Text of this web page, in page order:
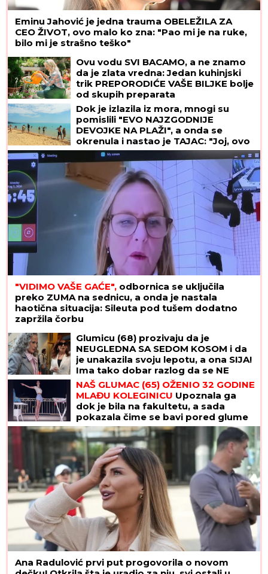
Eminu Jahović je jedna trauma OBELEŽILA ZA
CEO ŽIVOT, ovo malo ko zna: "Pao mi je na ruke,
bilo mi je strašno teško"
Ovu vodu SVI BACAMO, a ne znamo
da je zlata vredna: Jedan kuhinjski
trik PREPORODIĆE VAŠE BILJKE bolje
od skupih preparata
Dok je izlazila iz mora, mnogi su
pomislili "EVO NAJZGODNIJE
DEVOJKE NA PLAŽI", a onda se
okrenula i nastao je TAJAC: "Joj, ovo
izgleda kao žuljevi"
"VIDIMO VAŠE GAĆE", odbornica se uključila
preko ZUMA na sednicu, a onda je nastala
haotična situacija: Sileuta pod tušem dodatno
zapržila čorbu
Glumicu (68) prozivaju da je
NEUGLEDNA SA SEDOM KOSOM i da
je unakazila svoju lepotu, a ona SIJA!
Ima tako dobar razlog da se NE
FARBA i ne mari za komentare
NAŠ GLUMAC (65) OŽENIO 32 GODINE
MLAĐU KOLEGINICU Upoznala ga
dok je bila na fakultetu, a sada
pokazala čime se bavi pored glume
Ana Radulović prvi put progovorila o novom